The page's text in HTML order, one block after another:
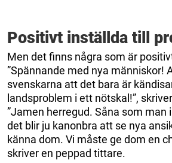
Positivt inställda till
Men det finns några som är
”Spännande med nya människor!
svenskarna att det bara är
landsproblem i ett nötskal!”,
”Jamen herregud. Såna som man
det blir ju kanonbra att se nya
känna dom. Vi måste ge dom en
skriver en peppad tittare.